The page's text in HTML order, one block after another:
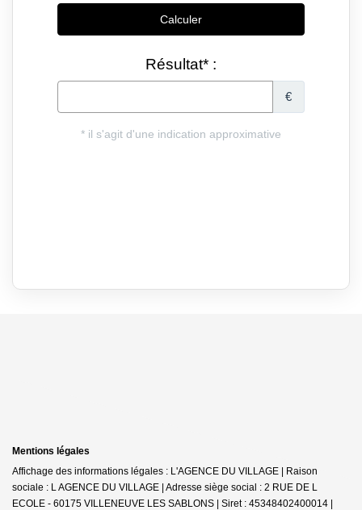
Mentions légales
Affichage des informations légales : L'AGENCE DU VILLAGE | Raison
sociale : L AGENCE DU VILLAGE | Adresse siège social : 2 RUE DE L
ECOLE - 60175 VILLENEUVE LES SABLONS | Siret : 45348402400014 |